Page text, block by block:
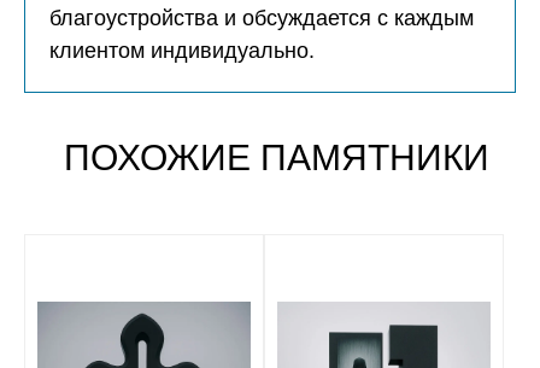
благоустройства и обсуждается с каждым
клиентом индивидуально.
ПОХОЖИЕ ПАМЯТНИКИ